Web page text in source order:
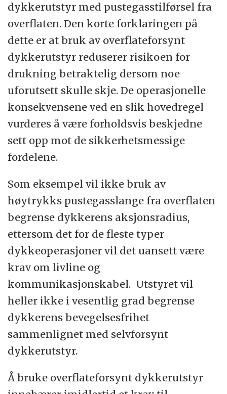
dykkerutstyr med pustegasstilførsel fra
overflaten. Den korte forklaringen på
dette er at bruk av overflateforsynt
dykkerutstyr reduserer risikoen for
drukning betraktelig dersom noe
uforutsett skulle skje. De operasjonelle
konsekvensene ved en slik hovedregel
vurderes å være forholdsvis beskjedne
sett opp mot de sikkerhetsmessige
fordelene.
Som eksempel vil ikke bruk av
høytrykks pustegasslange fra overflaten
begrense dykkerens aksjonsradius,
ettersom det for de fleste typer
dykkeoperasjoner vil det uansett være
krav om livline og
kommunikasjonskabel. Utstyret vil
heller ikke i vesentlig grad begrense
dykkerens bevegelsesfrihet
sammenlignet med selvforsynt
dykkerutstyr.
Å bruke overflateforsynt dykkerutstyr